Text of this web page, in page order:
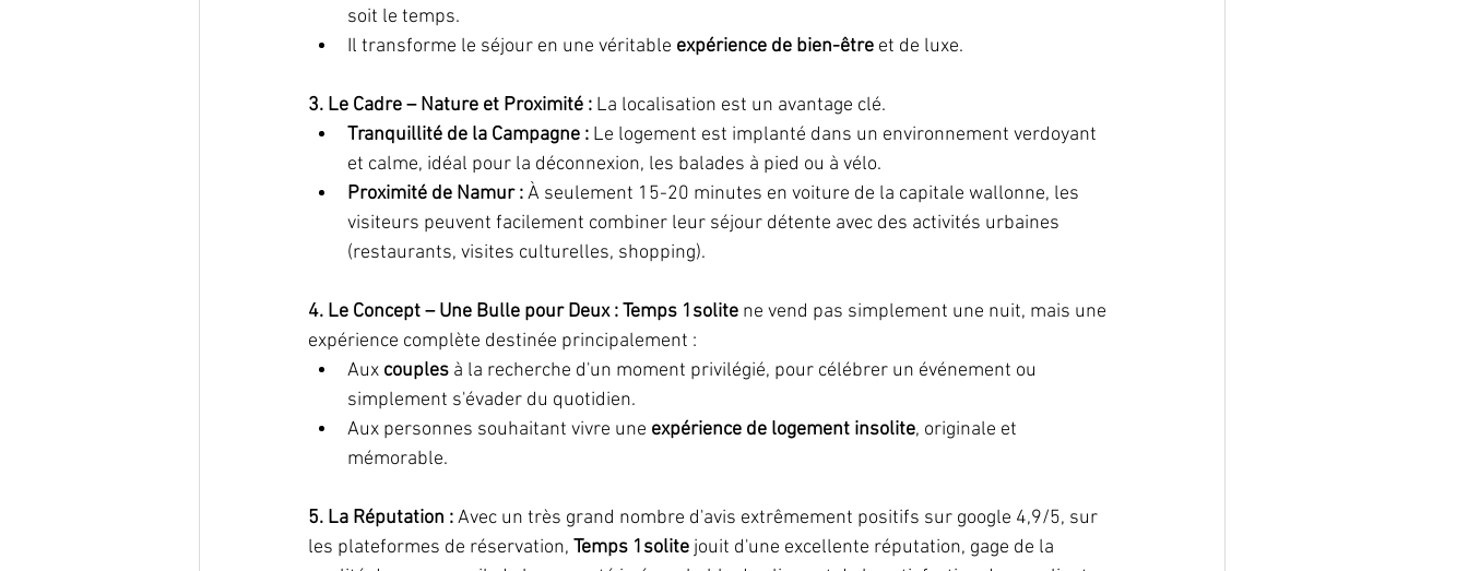
soit le temps.
Il transforme le séjour en une véritable expérience de bien-être et de luxe.
3. Le Cadre – Nature et Proximité : La localisation est un avantage clé.
Tranquillité de la Campagne : Le logement est implanté dans un environnement verdoyant
et calme, idéal pour la déconnexion, les balades à pied ou à vélo.
Proximité de Namur : À seulement 15-20 minutes en voiture de la capitale wallonne, les
visiteurs peuvent facilement combiner leur séjour détente avec des activités urbaines
(restaurants, visites culturelles, shopping).
4. Le Concept – Une Bulle pour Deux : Temps 1solite ne vend pas simplement une nuit, mais une
expérience complète destinée principalement :
Aux couples à la recherche d'un moment privilégié, pour célébrer un événement ou
simplement s'évader du quotidien.
Aux personnes souhaitant vivre une expérience de logement insolite, originale et
mémorable.
5. La Réputation : Avec un très grand nombre d'avis extrêmement positifs sur google 4,9/5, sur
les plateformes de réservation, Temps 1solite jouit d'une excellente réputation, gage de la